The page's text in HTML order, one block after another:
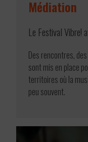
Médiation
Le Festival Vibre!
Des rencontres,
sont mis en place
territoires où la
peu souvent.